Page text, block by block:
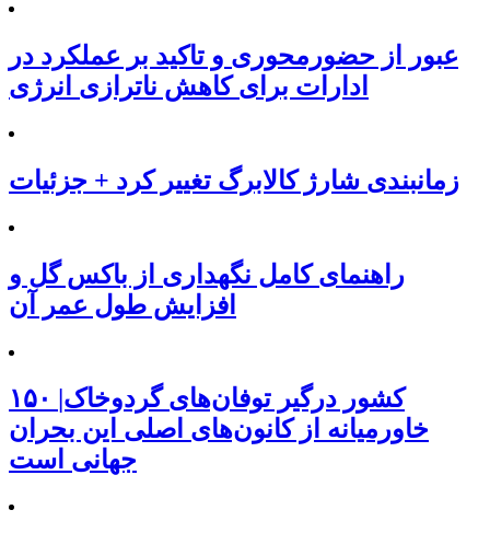
عبور از حضورمحوری و تاکید بر عملکرد در
ادارات برای کاهش ناترازی انرژی
زمانبندی شارژ کالابرگ تغییر کرد + جزئیات
راهنمای کامل نگهداری از باکس گل و
افزایش طول عمر آن
۱۵۰ کشور درگیر توفان‌های گردوخاک|
خاورمیانه از کانون‌های اصلی این بحران
جهانی است